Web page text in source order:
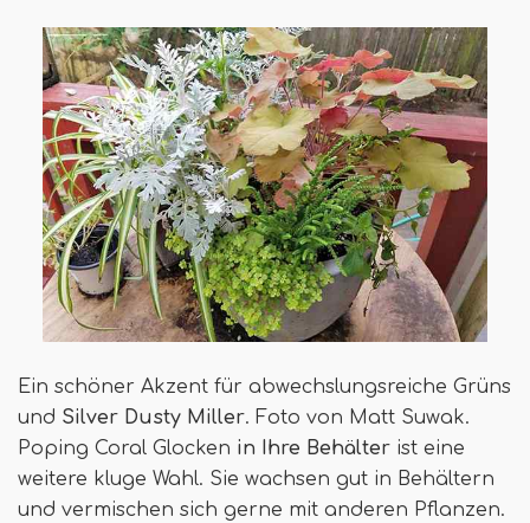
Ein schöner Akzent für abwechslungsreiche Grüns
und Silver Dusty Miller. Foto von Matt Suwak.
Poping Coral Glocken in Ihre Behälter ist eine
weitere kluge Wahl. Sie wachsen gut in Behältern
und vermischen sich gerne mit anderen Pflanzen.